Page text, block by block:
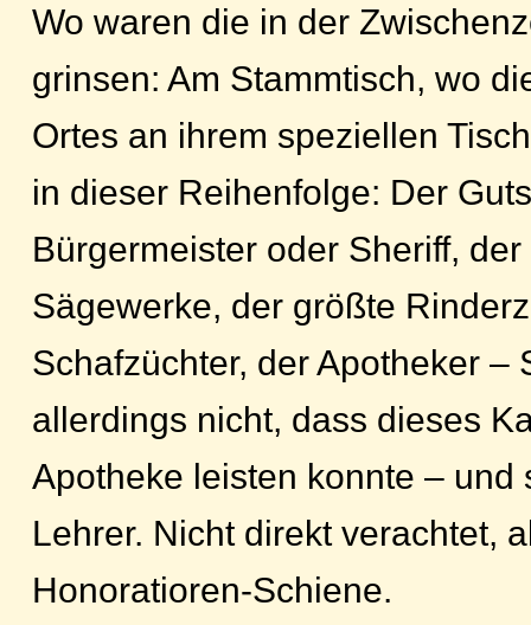
Wo waren die in der
grinsen: Am Stammtisch, wo
Ortes an ihrem speziellen
in dieser Reihenfolge: Der
Bürgermeister oder Sheriff,
Sägewerke, der größte
Schafzüchter, der Apotheker –
allerdings nicht, dass dieses
Apotheke leisten konnte – und
Lehrer. Nicht direkt verachtet,
Honoratioren-Schiene.